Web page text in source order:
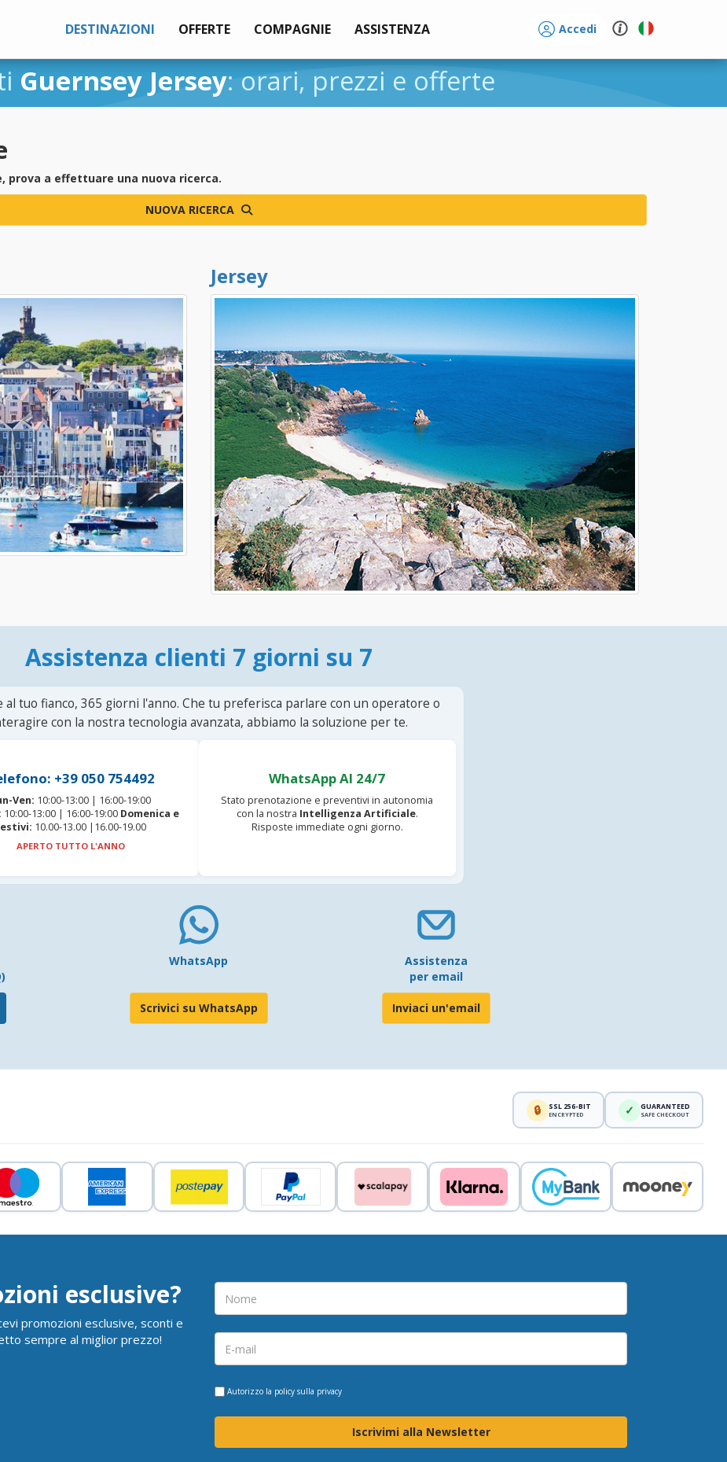
DESTINAZIONI OFFERTE COMPAGNIE ASSISTENZA Accedi
Guernsey Jersey: orari, prezzi e offerte
prova a effettuare una nuova ricerca.
NUOVA RICERCA
Jersey
Assistenza clienti 7 giorni su 7
al tuo fianco, 365 giorni l'anno. Che tu preferisca parlare con un operatore o
con la nostra tecnologia avanzata, abbiamo la soluzione per te.
+39 050 754492
Ven: 10:00-13:00 | 16:00-19:00
10:00-13:00 | 16:00-19:00 Domenica e
10.00-13.00 |16.00-19.00
APERTO TUTTO L'ANNO
WhatsApp AI 24/7
Stato prenotazione e preventivi in autonomia
con la nostra Intelligenza Artificiale.
Risposte immediate ogni giorno.
WhatsApp
Scrivici su WhatsApp
Assistenza
per email
Inviaci un'email
🔒 SSL 256-BIT
ENCRYPTED ✓ GUARANTEED
SAFE CHECKOUT
esclusive?
promozioni esclusive, sconti e
sempre al miglior prezzo!
Autorizzo la policy sulla privacy
Iscrivimi alla Newsletter